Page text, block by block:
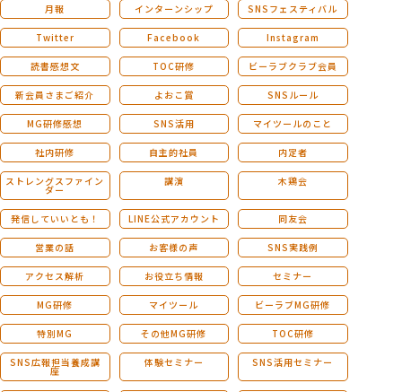
月報 インターンシップ SNSフェスティバル
Twitter Facebook Instagram
読書感想文 TOC研修 ビーラブクラブ会員
新会員さまご紹介 よおこ賞 SNSルール
MG研修感想 SNS活用 マイツールのこと
社内研修 自主的社員 内定者
ストレングスファイン
ダー
講演 木鶏会
発信していいとも！ LINE公式アカウント 同友会
営業の話 お客様の声 SNS実践例
アクセス解析 お役立ち情報 セミナー
MG研修 マイツール ビーラブMG研修
特別MG その他MG研修 TOC研修
SNS広報担当養成講
座
体験セミナー SNS活用セミナー